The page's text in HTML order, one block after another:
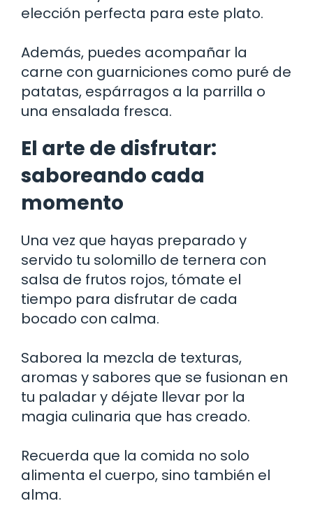
elección perfecta para este plato.
Además, puedes acompañar la
carne con guarniciones como puré de
patatas, espárragos a la parrilla o
una ensalada fresca.
El arte de disfrutar:
saboreando cada
momento
Una vez que hayas preparado y
servido tu solomillo de ternera con
salsa de frutos rojos, tómate el
tiempo para disfrutar de cada
bocado con calma.
Saborea la mezcla de texturas,
aromas y sabores que se fusionan en
tu paladar y déjate llevar por la
magia culinaria que has creado.
Recuerda que la comida no solo
alimenta el cuerpo, sino también el
alma.